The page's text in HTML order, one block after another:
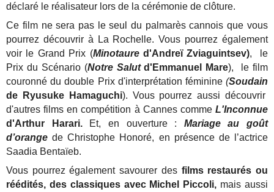
déclaré le réalisateur lors de la cérémonie de clôture.
Ce film ne sera pas le seul du palmarès cannois que vous
pourrez découvrir à La Rochelle. Vous pourrez également
voir le Grand Prix (Minotaured'Andreï Zviaguintsev), le
Prix du Scénario (Notre Salutd'Emmanuel Mare), le film
couronné du double Prix d'interprétation féminine (Soudain
de Ryusuke Hamaguchi). Vous pourrez aussi découvrir
d'autres films en compétition à Cannes comme L'Inconnue
d'Arthur Harari.Et, en ouverture : Mariage au goût
d’orangede Christophe Honoré, en présence de l’actrice
Saadia Bentaïeb.
Vous pourrez également savourer desfilms restaurés ou
réédités, des classiques avec Michel Piccoli, mais aussi